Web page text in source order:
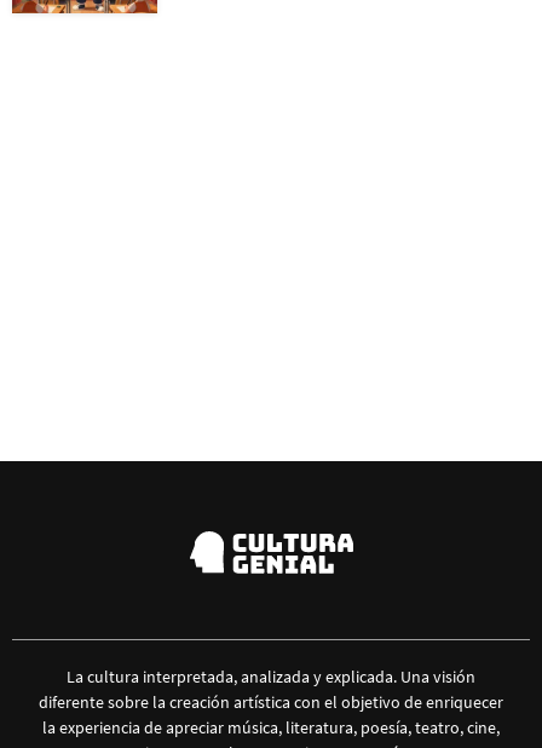
La cultura interpretada, analizada y explicada. Una visión
diferente sobre la creación artística con el objetivo de enriquecer
la experiencia de apreciar música, literatura, poesía, teatro, cine,